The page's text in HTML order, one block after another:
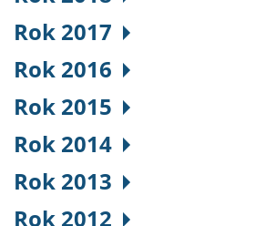
Rok 2017
Rok 2016
Rok 2015
Rok 2014
Rok 2013
Rok 2012